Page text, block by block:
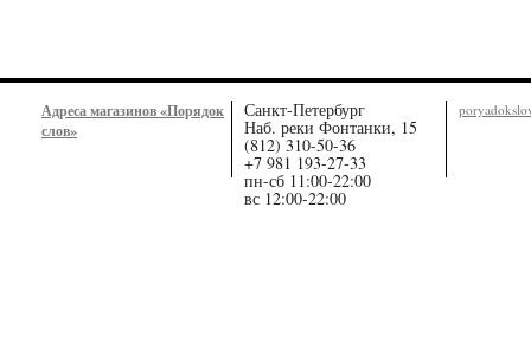
Адреса магазинов «Порядок
слов»
Санкт-Петербург
Наб. реки Фонтанки, 15
(812) 310-50-36
+7 981 193-27-33
пн-сб 11:00-22:00
вс 12:00-22:00